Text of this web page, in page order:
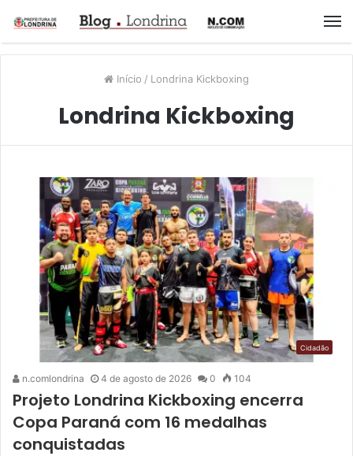
Início / Londrina Kickboxing
Londrina Kickboxing
Cidadão
n.comlondrina 4 de agosto de 2026 0 104
Projeto Londrina Kickboxing encerra
Copa Paraná com 16 medalhas
conquistadas